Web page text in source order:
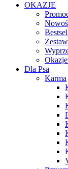
OKAZJE
Dla Psa
Karma